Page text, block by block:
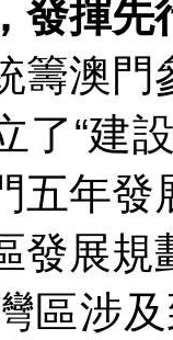
發揮
籌澳門
了“建
五年
發展
區涉